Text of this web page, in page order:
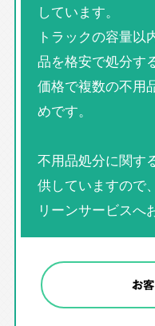
しています。
トラックの容量以
品を格安で処分す
価格で複数の不用
めです。
不用品処分に関す
供していますので
リーンサービスへ
お